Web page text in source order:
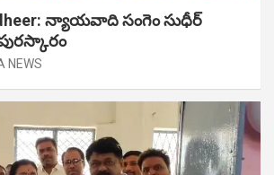
న్యాయవాది సంగెం సుధీర్
NEWS